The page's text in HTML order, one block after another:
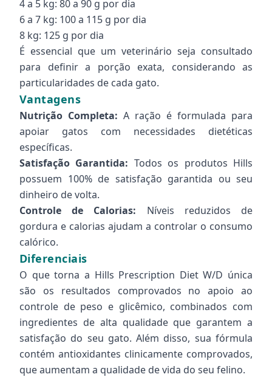
4 a 5 kg: 80 a 90 g por dia
6 a 7 kg: 100 a 115 g por dia
8 kg: 125 g por dia
É essencial que um veterinário seja consultado
para definir a porção exata, considerando as
particularidades de cada gato.
Vantagens
Nutrição Completa: A ração é formulada para
apoiar gatos com necessidades dietéticas
específicas.
Satisfação Garantida: Todos os produtos Hills
possuem 100% de satisfação garantida ou seu
dinheiro de volta.
Controle de Calorias: Níveis reduzidos de
gordura e calorias ajudam a controlar o consumo
calórico.
Diferenciais
O que torna a Hills Prescription Diet W/D única
são os resultados comprovados no apoio ao
controle de peso e glicêmico, combinados com
ingredientes de alta qualidade que garantem a
satisfação do seu gato. Além disso, sua fórmula
contém antioxidantes clinicamente comprovados,
que aumentam a qualidade de vida do seu felino.